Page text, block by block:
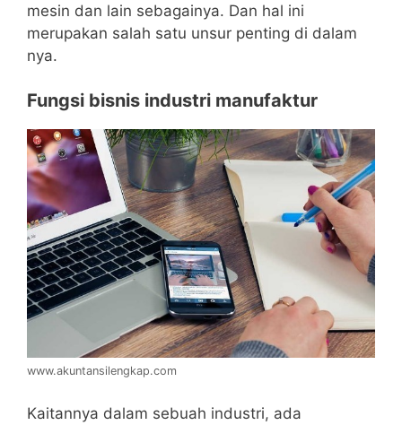
mesin dan lain sebagainya. Dan hal ini
merupakan salah satu unsur penting di dalam
nya.
Fungsi bisnis industri manufaktur
www.akuntansilengkap.com
Kaitannya dalam sebuah industri, ada